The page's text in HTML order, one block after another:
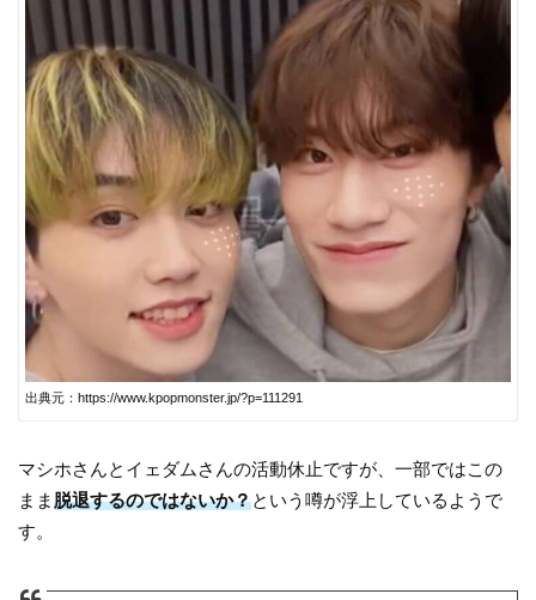
出典元：https://www.kpopmonster.jp/?p=111291
マシホさんとイェダムさんの活動休止ですが、一部ではこの
まま脱退するのではないか？という噂が浮上しているようで
す。